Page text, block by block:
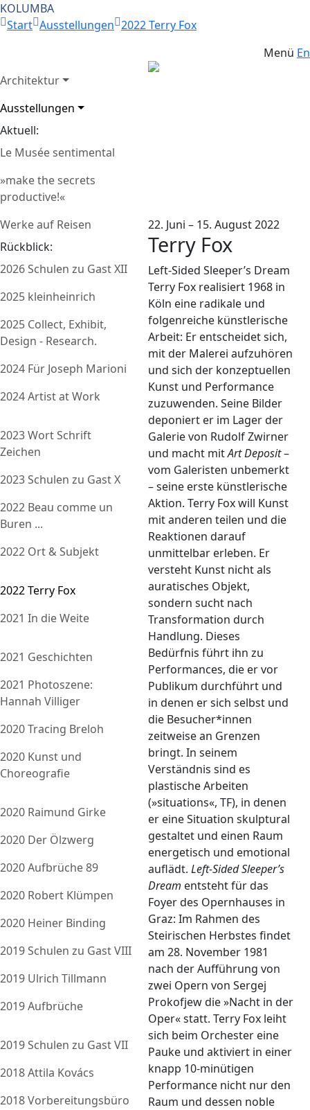
KOLUMBA
Start Ausstellungen 2022 Terry Fox
Menü En
Architektur
Ausstellungen
Aktuell:
Le Musée sentimental
»make the secrets
productive!«
Werke auf Reisen
Rückblick:
2026 Schulen zu Gast XII
2025 kleinheinrich
2025 Collect, Exhibit,
Design - Research.
2024 Für Joseph Marioni
2024 Artist at Work
2023 Wort Schrift
Zeichen
2023 Schulen zu Gast X
2022 Beau comme un
Buren ...
2022 Ort & Subjekt
2022 Terry Fox
2021 In die Weite
2021 Geschichten
2021 Photoszene:
Hannah Villiger
2020 Tracing Breloh
2020 Kunst und
Choreografie
2020 Raimund Girke
2020 Der Ölzwerg
2020 Aufbrüche 89
2020 Robert Klümpen
2020 Heiner Binding
2019 Schulen zu Gast VIII
2019 Ulrich Tillmann
2019 Aufbrüche
2019 Schulen zu Gast VII
2018 Attila Kovács
2018 Vorbereitungsbüro
22. Juni – 15. August 2022
Terry Fox
Left-Sided Sleeper’s Dream
Terry Fox realisiert 1968 in
Köln eine radikale und
folgenreiche künstlerische
Arbeit: Er entscheidet sich,
mit der Malerei aufzuhören
und sich der konzeptuellen
Kunst und Performance
zuzuwenden. Seine Bilder
deponiert er im Lager der
Galerie von Rudolf Zwirner
und macht mitArt Deposit–
vom Galeristen unbemerkt
– seine erste künstlerische
Aktion. Terry Fox will Kunst
mit anderen teilen und die
Reaktionen darauf
unmittelbar erleben. Er
versteht Kunst nicht als
auratisches Objekt,
sondern sucht nach
Transformation durch
Handlung. Dieses
Bedürfnis führt ihn zu
Performances, die er vor
Publikum durchführt und
in denen er sich selbst und
die Besucher*innen
zeitweise an Grenzen
bringt. In seinem
Verständnis sind es
plastische Arbeiten
(»situations«, TF), in denen
er eine Situation skulptural
gestaltet und einen Raum
energetisch und emotional
auflädt. Left-Sided Sleeper’s
Dream entsteht für das
Foyer des Opernhauses in
Graz: Im Rahmen des
Steirischen Herbstes findet
am 28. November 1981
nach der Aufführung von
zwei Opern von Sergej
Prokofjew die »Nacht in der
Oper« statt. Terry Fox leiht
sich beim Orchester eine
Pauke und aktiviert in einer
knapp 10-minütigen
Performance nicht nur den
Raum und dessen noble